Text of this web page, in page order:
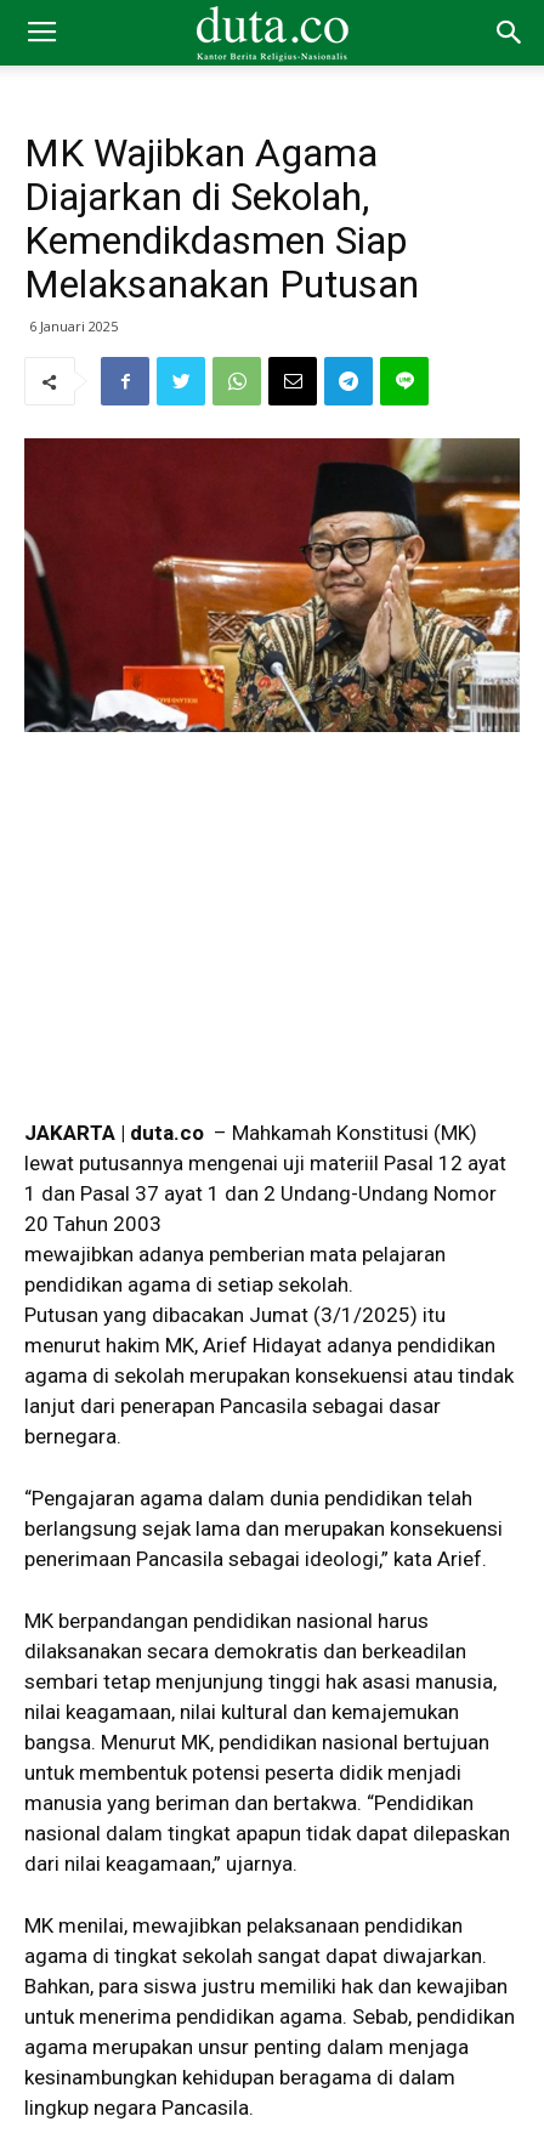
MK Wajibkan Agama
Diajarkan di Sekolah,
Kemendikdasmen Siap
Melaksanakan Putusan
6 Januari 2025
JAKARTA | duta.co – Mahkamah Konstitusi (MK)
lewat putusannya mengenai uji materiil Pasal 12 ayat
1 dan Pasal 37 ayat 1 dan 2 Undang-Undang Nomor
20 Tahun 2003
mewajibkan adanya pemberian mata pelajaran
pendidikan agama di setiap sekolah.
Putusan yang dibacakan Jumat (3/1/2025) itu
menurut hakim MK, Arief Hidayat adanya pendidikan
agama di sekolah merupakan konsekuensi atau tindak
lanjut dari penerapan Pancasila sebagai dasar
bernegara.
“Pengajaran agama dalam dunia pendidikan telah
berlangsung sejak lama dan merupakan konsekuensi
penerimaan Pancasila sebagai ideologi,” kata Arief.
MK berpandangan pendidikan nasional harus
dilaksanakan secara demokratis dan berkeadilan
sembari tetap menjunjung tinggi hak asasi manusia,
nilai keagamaan, nilai kultural dan kemajemukan
bangsa. Menurut MK, pendidikan nasional bertujuan
untuk membentuk potensi peserta didik menjadi
manusia yang beriman dan bertakwa. “Pendidikan
nasional dalam tingkat apapun tidak dapat dilepaskan
dari nilai keagamaan,” ujarnya.
MK menilai, mewajibkan pelaksanaan pendidikan
agama di tingkat sekolah sangat dapat diwajarkan.
Bahkan, para siswa justru memiliki hak dan kewajiban
untuk menerima pendidikan agama. Sebab, pendidikan
agama merupakan unsur penting dalam menjaga
kesinambungkan kehidupan beragama di dalam
lingkup negara Pancasila.